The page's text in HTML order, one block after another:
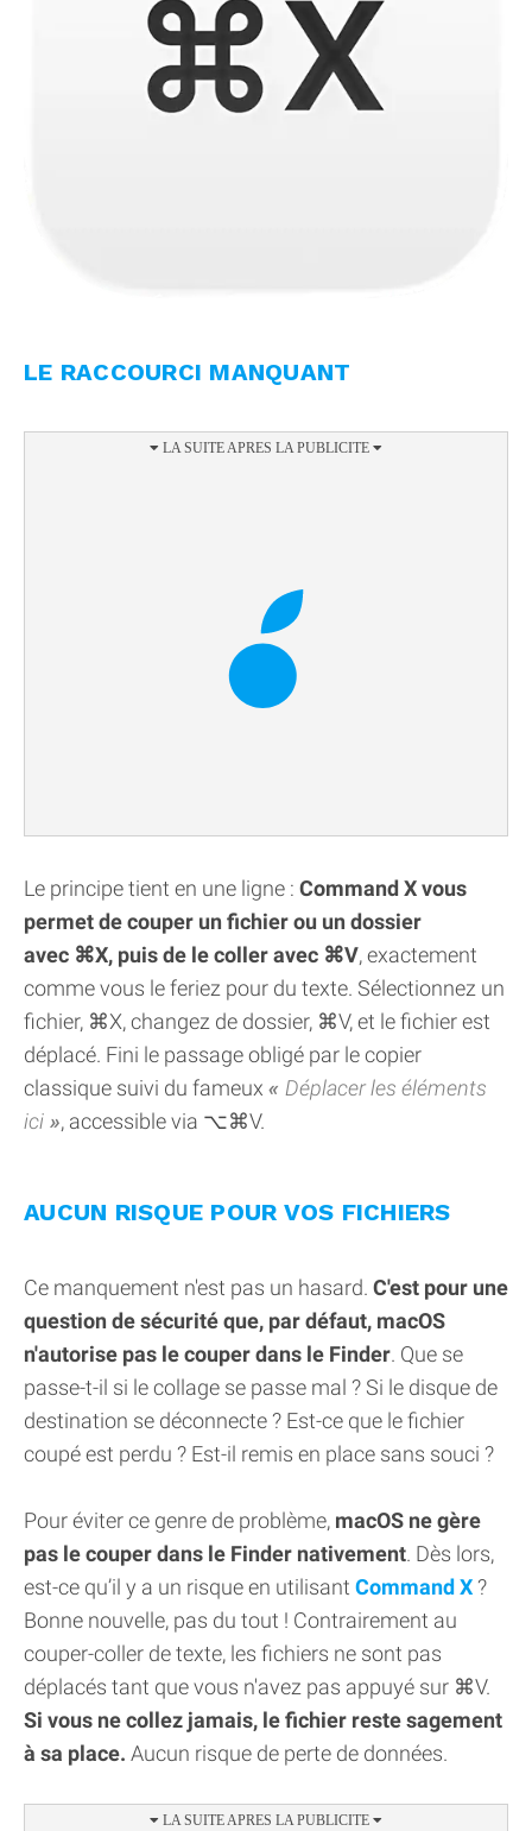
LE RACCOURCI MANQUANT
Le principe tient en une ligne : Command X vous
permet de couper un fichier ou un dossier
avec ⌘X, puis de le coller avec ⌘V, exactement
comme vous le feriez pour du texte. Sélectionnez un
fichier, ⌘X, changez de dossier, ⌘V, et le fichier est
déplacé. Fini le passage obligé par le copier
classique suivi du fameux
Déplacer les éléments
ici
, accessible via ⌥⌘V.
AUCUN RISQUE POUR VOS FICHIERS
Ce manquement n'est pas un hasard. C'est pour une
question de sécurité que, par défaut, macOS
n'autorise pas le couper dans le Finder. Que se
passe-t-il si le collage se passe mal ? Si le disque de
destination se déconnecte ? Est-ce que le fichier
coupé est perdu ? Est-il remis en place sans souci ?
Pour éviter ce genre de problème, macOS ne gère
pas le couper dans le Finder nativement. Dès lors,
est-ce qu’il y a un risque en utilisant Command X?
Bonne nouvelle, pas du tout ! Contrairement au
couper-coller de texte, les fichiers ne sont pas
déplacés tant que vous n'avez pas appuyé sur ⌘V.
Si vous ne collez jamais, le fichier reste sagement
à sa place. Aucun risque de perte de données.